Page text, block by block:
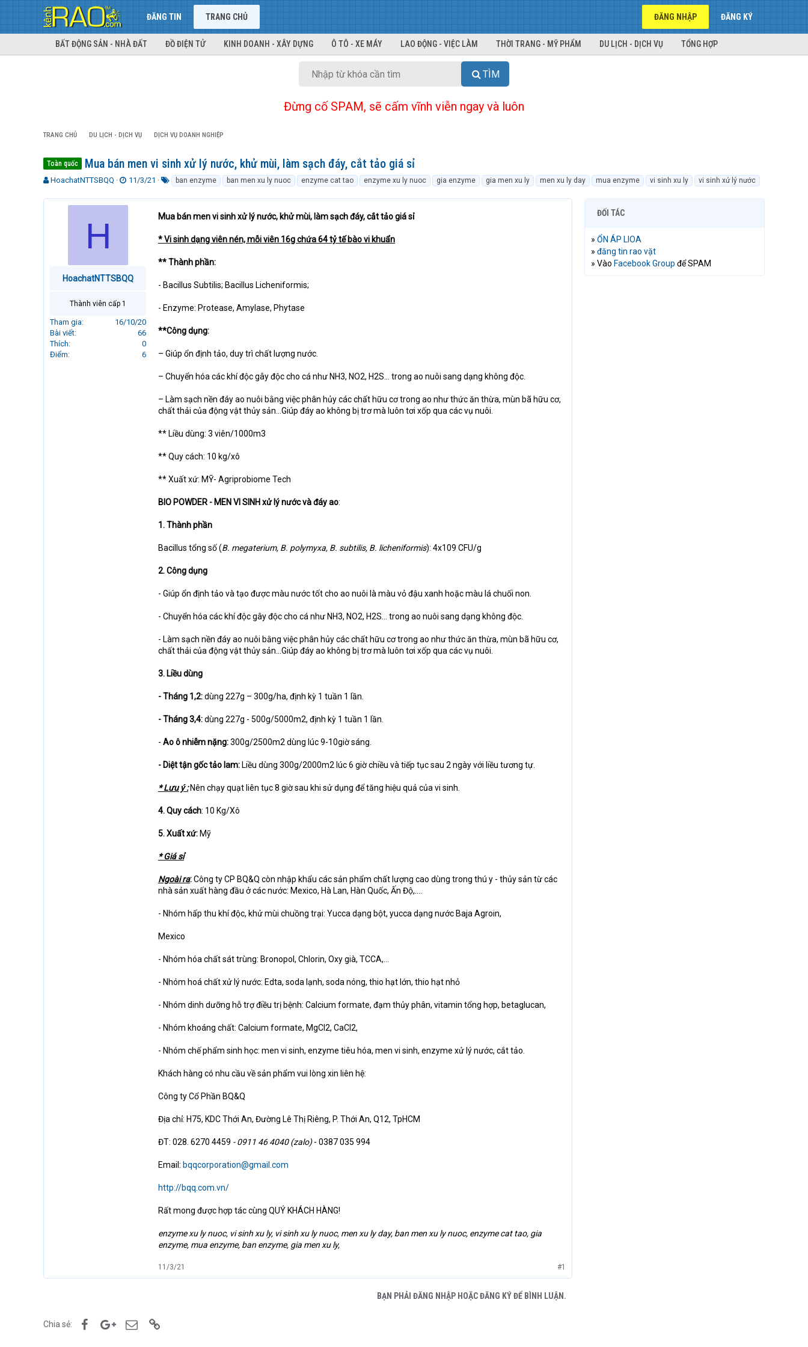
ĐĂNG TIN TRANG CHỦ ĐĂNG NHẬP ĐĂNG KÝ
BẤT ĐỘNG SẢN - NHÀ ĐẤT ĐỒ ĐIỆN TỬ KINH DOANH - XÂY DỰNG Ô TÔ - XE MÁY LAO ĐỘNG - VIỆC LÀM THỜI TRANG - MỸ PHẨM DU LỊCH - DỊCH VỤ TỔNG HỢP
TÌM
Đừng cố SPAM, sẽ cấm vĩnh viễn ngay và luôn
TRANG CHỦ DU LỊCH - DỊCH VỤ DỊCH VỤ DOANH NGHIỆP
Toàn quốc Mua bán men vi sinh xử lý nước, khử mùi, làm sạch đáy, cắt tảo giá sỉ
T
r
HoachatNTTSBQQ
N
à
11/3/21
k
h
a
ban enzyme ban men xu ly nuoc enzyme cat tao enzyme xu ly nuoc gia enzyme gia men xu ly men xu ly day mua enzyme vi sinh xu ly vi sinh xử lý nước
H
HoachatNTTSBQQ
Thành viên cấp 1
Tham gia
16/10/20
Bài viết
66
Thích
0
Điểm
6
Mua bán men vi sinh xử lý nước, khử mùi, làm sạch đáy, cắt tảo giá sỉ
* Vi sinh dạng viên nén, mỗi viên 16g chứa 64 tỷ tế bào vi khuẩn
** Thành phần:
- Bacillus Subtilis; Bacillus Licheniformis;
- Enzyme: Protease, Amylase, Phytase
**Công dụng:
– Giúp ổn định tảo, duy trì chất lượng nước.
– Chuyển hóa các khí độc gây độc cho cá như NH3, NO2, H2S… trong ao nuôi sang dạng không độc.
– Làm sạch nền đáy ao nuôi bằng việc phân hủy các chất hữu cơ trong ao như thức ăn thừa, mùn bã hữu cơ,
chất thải của động vật thủy sản…Giúp đáy ao không bị trơ mà luôn tơi xốp qua các vụ nuôi.
** Liều dùng: 3 viên/1000m3
** Quy cách: 10 kg/xô
** Xuất xứ: MỸ- Agriprobiome Tech
BIO POWDER - MEN VI SINH xử lý nước và đáy ao:
1. Thành phần
Bacillus tổng số (B. megaterium, B. polymyxa, B. subtilis, B. licheniformis): 4x109 CFU/g
2. Công dụng
- Giúp ổn định tảo và tạo được màu nước tốt cho ao nuôi là màu vỏ đậu xanh hoặc màu lá chuối non.
- Chuyển hóa các khí độc gây độc cho cá như NH3, NO2, H2S… trong ao nuôi sang dạng không độc.
- Làm sạch nền đáy ao nuôi bằng việc phân hủy các chất hữu cơ trong ao như thức ăn thừa, mùn bã hữu cơ,
chất thải của động vật thủy sản...Giúp đáy ao không bị trơ mà luôn tơi xốp qua các vụ nuôi.
3. Liều dùng
- Tháng 1,2:dùng 227g – 300g/ha, định kỳ 1 tuần 1 lần.
- Tháng 3,4:dùng 227g - 500g/5000m2, định kỳ 1 tuần 1 lần.
- Ao ô nhiễm nặng:300g/2500m2 dùng lúc 9-10giờ sáng.
- Diệt tận gốc tảo lam: Liều dùng 300g/2000m2 lúc 6 giờ chiều và tiếp tục sau 2 ngày với liều tương tự.
* Lưu ý :Nên chạy quạt liên tục 8 giờ sau khi sử dụng để tăng hiệu quả của vi sinh.
4. Quy cách: 10 Kg/Xô
5. Xuất xứ: Mỹ
* Giá sỉ
Ngoài ra:Công ty CP BQ&Q còn nhập khẩu các sản phẩm chất lượng cao dùng trong thú y - thủy sản từ các
nhà sản xuất hàng đầu ở các nước: Mexico, Hà Lan, Hàn Quốc, Ấn Độ,....
- Nhóm hấp thu khí độc, khử mùi chuồng trại: Yucca dạng bột, yucca dạng nước Baja Agroin,
Mexico
- Nhóm hóa chất sát trùng: Bronopol, Chlorin, Oxy già, TCCA,...
- Nhóm hoá chất xử lý nước: Edta, soda lạnh, soda nóng, thio hạt lớn, thio hạt nhỏ
- Nhóm dinh dưỡng hỗ trợ điều trị bệnh: Calcium formate, đạm thủy phân, vitamin tổng hợp, betaglucan,
- Nhóm khoáng chất: Calcium formate, MgCl2, CaCl2,
- Nhóm chế phẩm sinh học: men vi sinh, enzyme tiêu hóa, men vi sinh, enzyme xử lý nước, cắt tảo.
Khách hàng có nhu cầu về sản phẩm vui lòng xin liên hệ:
Công ty Cổ Phần BQ&Q
Địa chỉ: H75, KDC Thới An, Đường Lê Thị Riêng, P. Thới An, Q12, TpHCM
ĐT: 028. 6270 4459 - 0911 46 4040 (zalo)- 0387 035 994
Email: bqqcorporation@gmail.com
http://bqq.com.vn/
Rất mong được hợp tác cùng QUÝ KHÁCH HÀNG!
enzyme xu ly nuoc, vi sinh xu ly, vi sinh xu ly nuoc, men xu ly day, ban men xu ly nuoc, enzyme cat tao, gia
enzyme, mua enzyme, ban enzyme, gia men xu ly,
11/3/21 #1
BẠN PHẢI ĐĂNG NHẬP HOẶC ĐĂNG KÝ ĐỂ BÌNH LUẬN.
Chia sẻ: FacebookGoogle+Email
ĐỐI TÁC
» ỔN ÁP LIOA
» đăng tin rao vặt
» Vào Facebook Group để SPAM